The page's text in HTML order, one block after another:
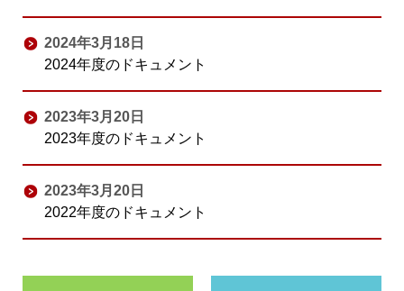
2024年3月18日
2024年度のドキュメント
2023年3月20日
2023年度のドキュメント
2023年3月20日
2022年度のドキュメント